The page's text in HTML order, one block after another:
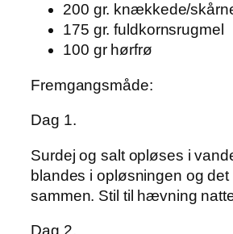
200 gr. knækkede/
175 gr. fuldkornsrugmel
100 gr hørfrø
Fremgangsmåde:
Dag 1.
Surdej og salt opløses i
blandes i opløsningen og
sammen. Stil til hævning